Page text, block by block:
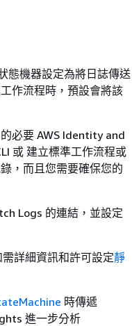
態機器設定為將日誌傳送
作流程時，預設會將該
必要 AWS Identity and
或 建立標準工作流程或
，而且您需要確保您的
Logs 的連結，並設定
詳細資訊和許可設定靜
時傳遞
進一步分析